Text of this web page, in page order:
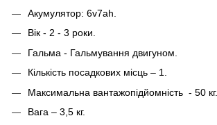
Акумулятор: 6v7ah.
Вік - 2 - 3 роки.
Гальма - Гальмування двигуном.
Кількість посадкових місць – 1.
Максимальна вантажопідйомність - 50 кг.
Вага – 3,5 кг.